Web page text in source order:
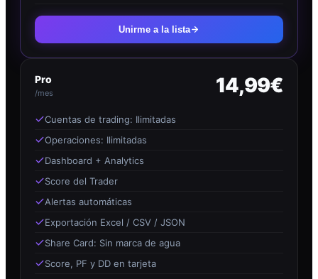
Unirme a la lista
Pro
/mes 14,99€
Cuentas de trading: Ilimitadas
Operaciones: Ilimitadas
Dashboard + Analytics
Score del Trader
Alertas automáticas
Exportación Excel / CSV / JSON
Share Card: Sin marca de agua
Score, PF y DD en tarjeta